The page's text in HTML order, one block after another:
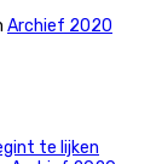
Archief 2020
te lijken